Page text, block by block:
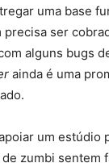
uma base
ser
alguns bugs
ainda é uma
um estúdio
zumbi sentem